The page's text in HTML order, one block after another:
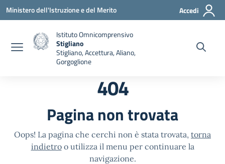
Vai ai contenuti
Vai al menu di navigazione
Vai al footer
Ministero dell'Istruzione e del Merito Accedi
Istituto Omnicomprensivo
Stigliano
Stigliano, Accettura, Aliano,
Gorgoglione
404
Pagina non trovata
Oops! La pagina che cerchi non è stata trovata, torna
indietroo utilizza il menu per continuare la
navigazione.